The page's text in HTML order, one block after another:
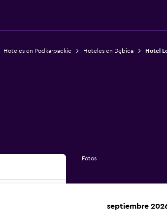
Hoteles en Podkarpackie Hoteles en Dębica Hotel
Fotos
septiembre